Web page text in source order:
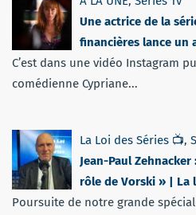
Une actrice de la
financières lance un
C’est dans une vidéo Instagram
comédienne Cypriane...
La Loi des Séries 📺,
Jean-Paul
rôle de Vorski » | La
Poursuite de notre grande